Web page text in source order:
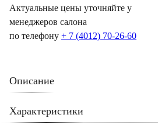
Актуальные цены уточняйте у
менеджеров салона
по телефону + 7 (4012) 70-26-60
Описание
Характеристики